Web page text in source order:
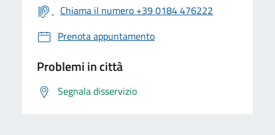
Chiama il numero +39 0184 476222
Prenota appuntamento
Problemi in città
Segnala disservizio